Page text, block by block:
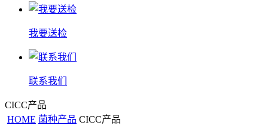
我要送检
联系我们
CICC产品
HOME 菌种产品 CICC产品